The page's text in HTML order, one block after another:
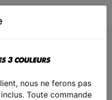
3300 bbs
nous ne ferons pas
Toute commande